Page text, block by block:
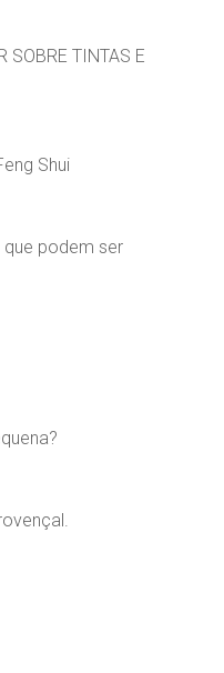
SOBRE TINTAS E
Shui
que podem ser